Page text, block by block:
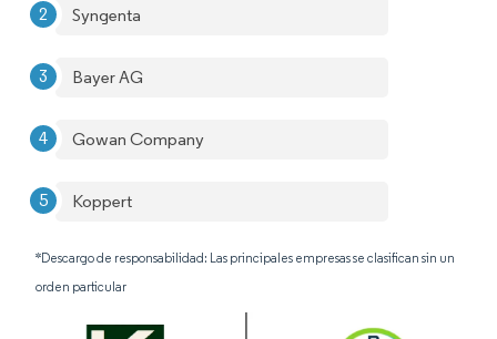
Syngenta
Bayer AG
Gowan Company
Koppert
*Descargo de responsabilidad: Las principales empresas se clasifican sin un
orden particular